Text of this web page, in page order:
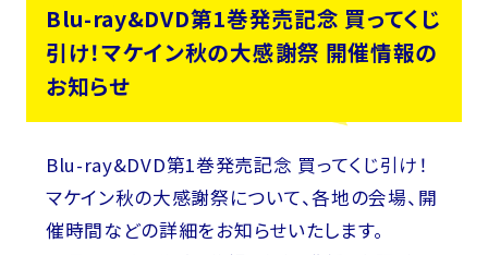
Blu-ray&DVD第1巻発売記念 買ってくじ
引け！マケイン秋の大感謝祭 開催情報の
お知らせ
Blu-ray&DVD第1巻発売記念 買ってくじ引け！
マケイン秋の大感謝祭について、各地の会場、開
催時間などの詳細をお知らせいたします。